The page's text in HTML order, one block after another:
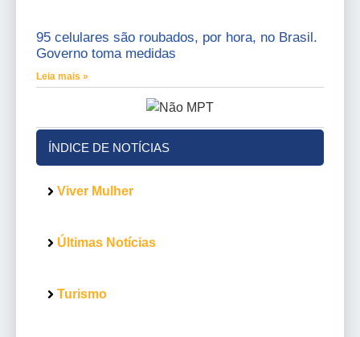
95 celulares são roubados, por hora, no Brasil.
Governo toma medidas
Leia mais »
ÍNDICE DE NOTÍCIAS
Viver Mulher
Últimas Notícias
Turismo